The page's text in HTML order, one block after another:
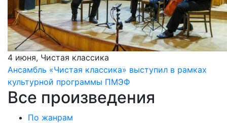
4 июня, Чистая классика
Ансамбль «Чистая классика» выступил в рамках
культурной программы ПМЭФ
Все произведения
По жанрам